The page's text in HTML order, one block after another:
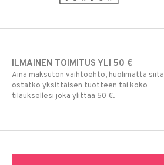
ILMAINEN TOIMITUS YLI 50 €
Aina maksuton vaihtoehto, huolimatta siitä
ostatko yksittäisen tuotteen tai koko
tilauksellesi joka ylittää 50 €.